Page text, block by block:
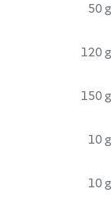
50 g
120 g
150 g
10 g
10 g